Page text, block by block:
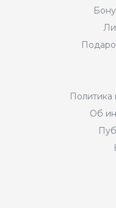
Политика
Об